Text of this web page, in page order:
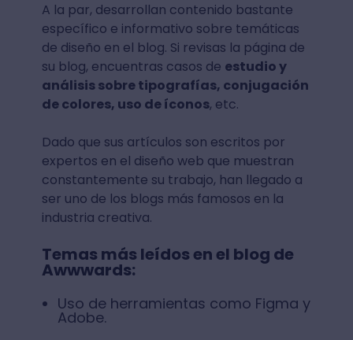
A la par, desarrollan contenido bastante
específico e informativo sobre temáticas
de diseño en el blog. Si revisas la página de
su blog, encuentras casos de estudio y
análisis sobre tipografías, conjugación
de colores, uso de íconos, etc.
Dado que sus artículos son escritos por
expertos en el diseño web que muestran
constantemente su trabajo, han llegado a
ser uno de los blogs más famosos en la
industria creativa.
Temas más leídos en el blog de
Awwwards:
Uso de herramientas como Figma y
Adobe.